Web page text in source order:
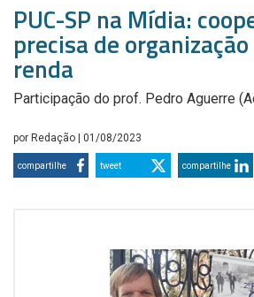
PUC-SP na Mídia:
precisa de
renda
Participação do prof. Pedro Aguerre
por Redação | 01/08/2023
compartilhe tweet compartilhe